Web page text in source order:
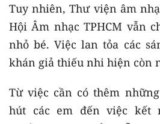
Tuy nhiên, Thư viện âm
Hội Âm nhạc TPHCM vẫn
nhỏ bé. Việc lan tỏa các
khán giả thiếu nhi hiện còn
Từ việc cần có thêm
hút các em đến việc kết